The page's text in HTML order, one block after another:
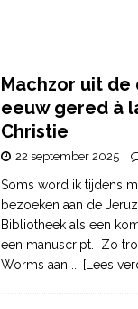
Machzor uit
eeuw gered à
Christie
22 september 2025
Soms word ik tijdens
bezoeken aan de
Bibliotheek als een
een manuscript. Zo
Worms aan ... [Lees